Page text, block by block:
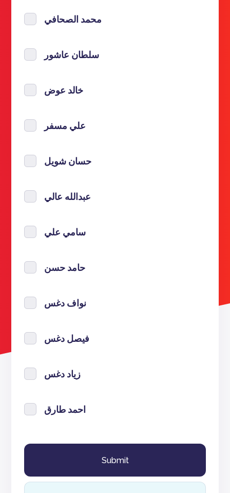
محمد الصحافي
سلطان عاشور
خالد عوض
علي مسفر
حسان شويل
عبدالله عالي
سامي علي
حامد حسن
نواف دغس
فيصل دغس
زياد دغس
احمد طارق